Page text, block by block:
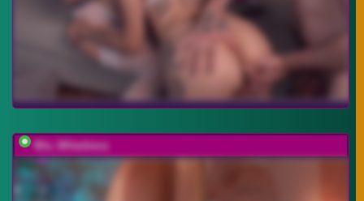
Mia_Milasheva